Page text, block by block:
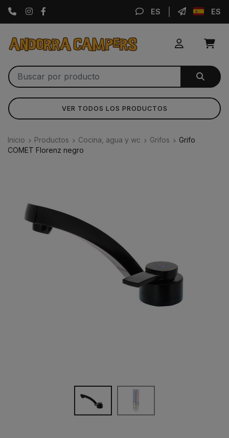
Instagram ES ES
VER TODOS LOS PRODUCTOS
Inicio Productos Cocina, agua y wc Grifos
Grifo
COMET Florenz negro